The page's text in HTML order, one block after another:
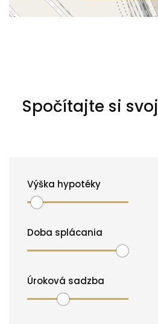
Spočítajte si
Výška hypotéky
Doba splácania
Úroková sadzba